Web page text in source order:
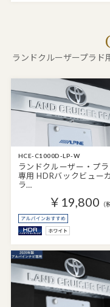
ランドクルーザープラド
HCE-C1000D-LP-W
ランドクルーザー・プラ
専用 HDRバックビュー
ラ…
￥19,800 （